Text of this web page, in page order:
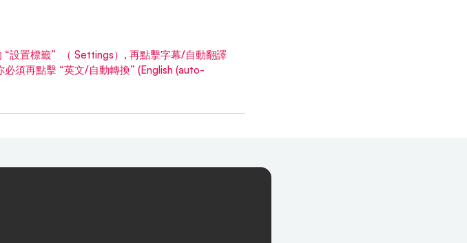
設置標籤”  （ Settings）, 再點擊字幕/自動翻譯
須再點擊 “英文/自動轉換” (English (auto-